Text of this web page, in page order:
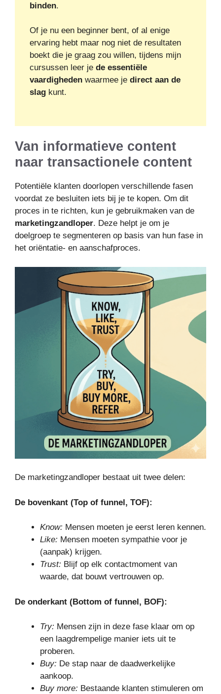
binden.
Of je nu een beginner bent, of al enige
ervaring hebt maar nog niet de resultaten
boekt die je graag zou willen, tijdens mijn
cursussen leer je de essentiële
vaardigheden waarmee je direct aan de
slag kunt.
Van informatieve content
naar transactionele content
Potentiële klanten doorlopen verschillende fasen
voordat ze besluiten iets bij je te kopen. Om dit
proces in te richten, kun je gebruikmaken van de
marketingzandloper. Deze helpt je om je
doelgroep te segmenteren op basis van hun fase in
het oriëntatie- en aanschafproces.
De marketingzandloper bestaat uit twee delen:
De bovenkant (Top of funnel, TOF):
Know: Mensen moeten je eerst leren kennen.
Like: Mensen moeten sympathie voor je
(aanpak) krijgen.
Trust: Blijf op elk contactmoment van
waarde, dat bouwt vertrouwen op.
De onderkant (Bottom of funnel, BOF):
Try: Mensen zijn in deze fase klaar om op
een laagdrempelige manier iets uit te
proberen.
Buy: De stap naar de daadwerkelijke
aankoop.
Buy more: Bestaande klanten stimuleren om